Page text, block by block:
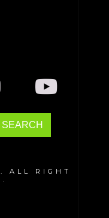
ALL RIGHT